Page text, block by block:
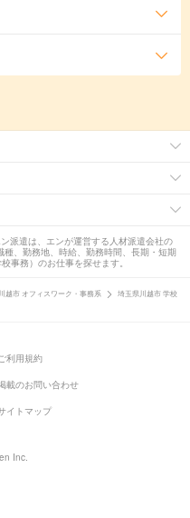
派遣は、エンが運営する人材派遣会社の
、勤務地、時給、勤務時間、長期・短期
事務）のお仕事を探せます。
越市 オフィスワーク・事務系
埼玉県川越市 学校
ご利用規約
載のお問い合わせ
イトマップ
Inc.